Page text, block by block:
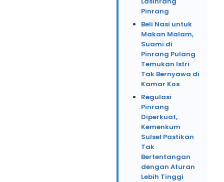
Pinrang
Beli Nasi untuk
Makan Malam,
Suami di
Pinrang Pulang
Temukan Istri
Tak Bernyawa di
Kamar Kos
Regulasi
Pinrang
Diperkuat,
Kemenkum
Sulsel Pastikan
Tak
Bertentangan
dengan Aturan
Lebih Tinggi